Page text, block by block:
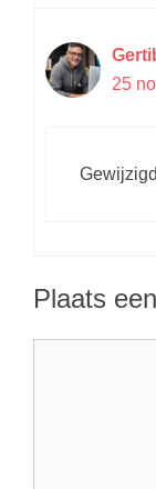
25
Plaats